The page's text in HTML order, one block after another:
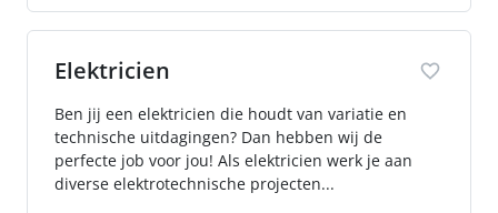
Elektricien
Ben jij een elektricien die houdt van variatie en
technische uitdagingen? Dan hebben wij de
perfecte job voor jou! Als elektricien werk je aan
diverse elektrotechnische projecten...